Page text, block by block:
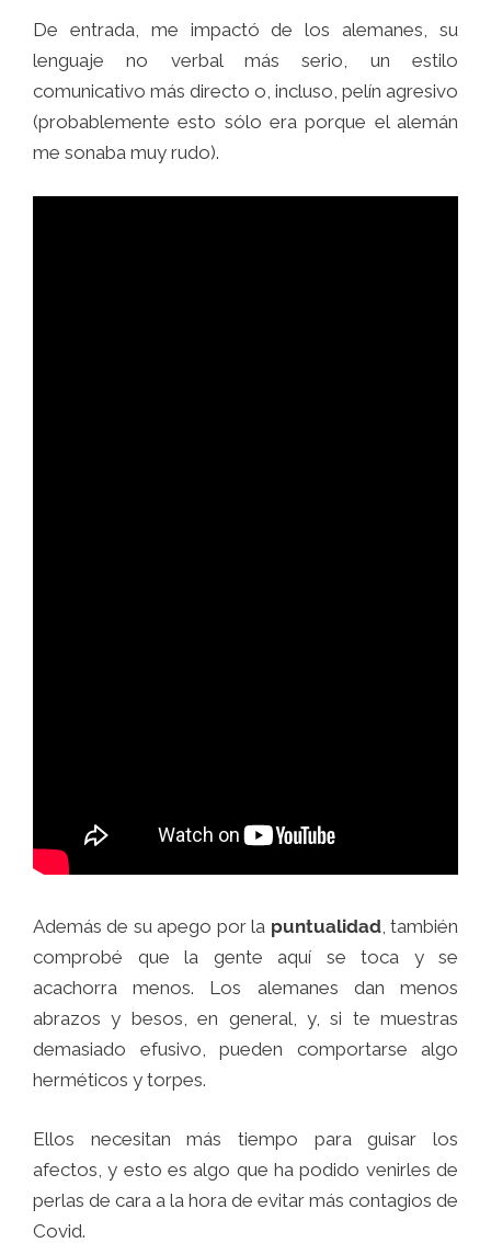
De entrada, me impactó de los alemanes, su
lenguaje no verbal más serio, un estilo
comunicativo más directo o, incluso, pelín agresivo
(probablemente esto sólo era porque el alemán
me sonaba muy rudo).
Además de su apego por la puntualidad, también
comprobé que la gente aquí se toca y se
acachorra menos. Los alemanes dan menos
abrazos y besos, en general, y, si te muestras
demasiado efusivo, pueden comportarse algo
herméticos y torpes.
Ellos necesitan más tiempo para guisar los
afectos, y esto es algo que ha podido venirles de
perlas de cara a la hora de evitar más contagios de
Covid.